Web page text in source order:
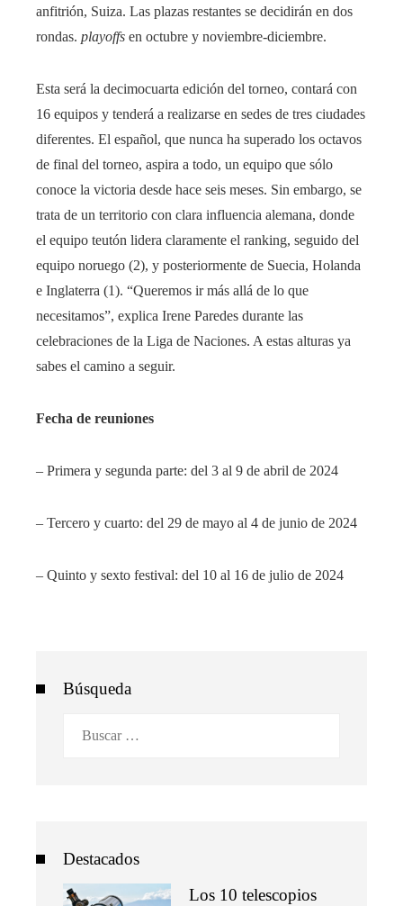
anfitrión, Suiza. Las plazas restantes se decidirán en dos
rondas. playoffs en octubre y noviembre-diciembre.
Esta será la decimocuarta edición del torneo, contará con
16 equipos y tenderá a realizarse en sedes de tres ciudades
diferentes. El español, que nunca ha superado los octavos
de final del torneo, aspira a todo, un equipo que sólo
conoce la victoria desde hace seis meses. Sin embargo, se
trata de un territorio con clara influencia alemana, donde
el equipo teutón lidera claramente el ranking, seguido del
equipo noruego (2), y posteriormente de Suecia, Holanda
e Inglaterra (1). “Queremos ir más allá de lo que
necesitamos”, explica Irene Paredes durante las
celebraciones de la Liga de Naciones. A estas alturas ya
sabes el camino a seguir.
Fecha de reuniones
– Primera y segunda parte: del 3 al 9 de abril de 2024
– Tercero y cuarto: del 29 de mayo al 4 de junio de 2024
– Quinto y sexto festival: del 10 al 16 de julio de 2024
Búsqueda
Destacados
Los 10 telescopios